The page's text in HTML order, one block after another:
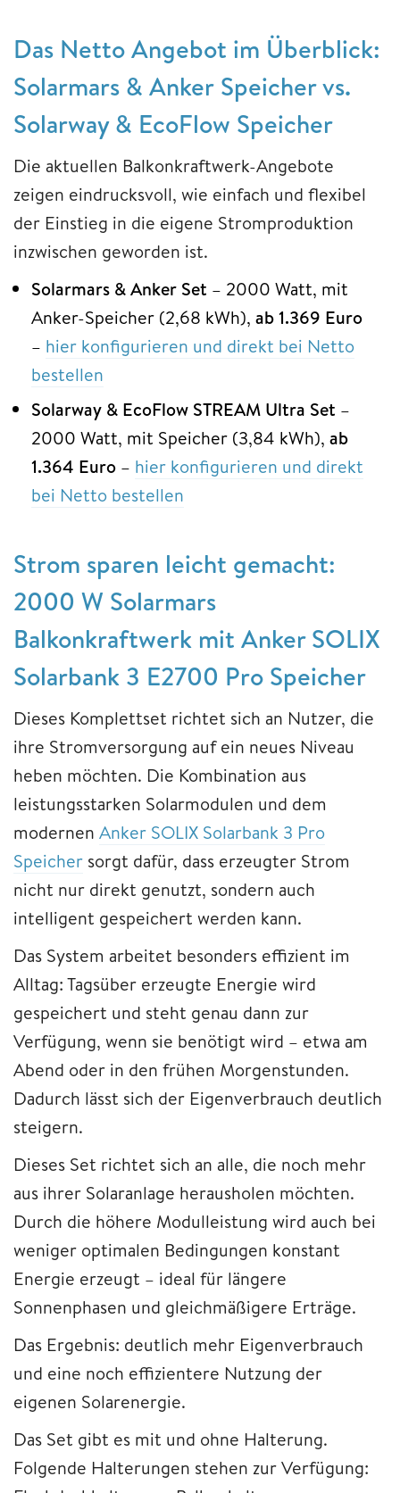
Das Netto Angebot im Überblick:
Solarmars & Anker Speicher vs.
Solarway & EcoFlow Speicher
Die aktuellen Balkonkraftwerk-Angebote
zeigen eindrucksvoll, wie einfach und flexibel
der Einstieg in die eigene Stromproduktion
inzwischen geworden ist.
Solarmars & Anker Set – 2000 Watt, mit
Anker-Speicher (2,68 kWh), ab 1.369 Euro
– hier konfigurieren und direkt bei Netto
bestellen
Solarway & EcoFlow STREAM Ultra Set –
2000 Watt, mit Speicher (3,84 kWh), ab
1.364 Euro – hier konfigurieren und direkt
bei Netto bestellen
Strom sparen leicht gemacht:
2000 W Solarmars
Balkonkraftwerk mit Anker SOLIX
Solarbank 3 E2700 Pro Speicher
Dieses Komplettset richtet sich an Nutzer, die
ihre Stromversorgung auf ein neues Niveau
heben möchten. Die Kombination aus
leistungsstarken Solarmodulen und dem
modernen Anker SOLIX Solarbank 3 Pro
Speicher sorgt dafür, dass erzeugter Strom
nicht nur direkt genutzt, sondern auch
intelligent gespeichert werden kann.
Das System arbeitet besonders effizient im
Alltag: Tagsüber erzeugte Energie wird
gespeichert und steht genau dann zur
Verfügung, wenn sie benötigt wird – etwa am
Abend oder in den frühen Morgenstunden.
Dadurch lässt sich der Eigenverbrauch deutlich
steigern.
Dieses Set richtet sich an alle, die noch mehr
aus ihrer Solaranlage herausholen möchten.
Durch die höhere Modulleistung wird auch bei
weniger optimalen Bedingungen konstant
Energie erzeugt – ideal für längere
Sonnenphasen und gleichmäßigere Erträge.
Das Ergebnis: deutlich mehr Eigenverbrauch
und eine noch effizientere Nutzung der
eigenen Solarenergie.
Das Set gibt es mit und ohne Halterung.
Folgende Halterungen stehen zur Verfügung: